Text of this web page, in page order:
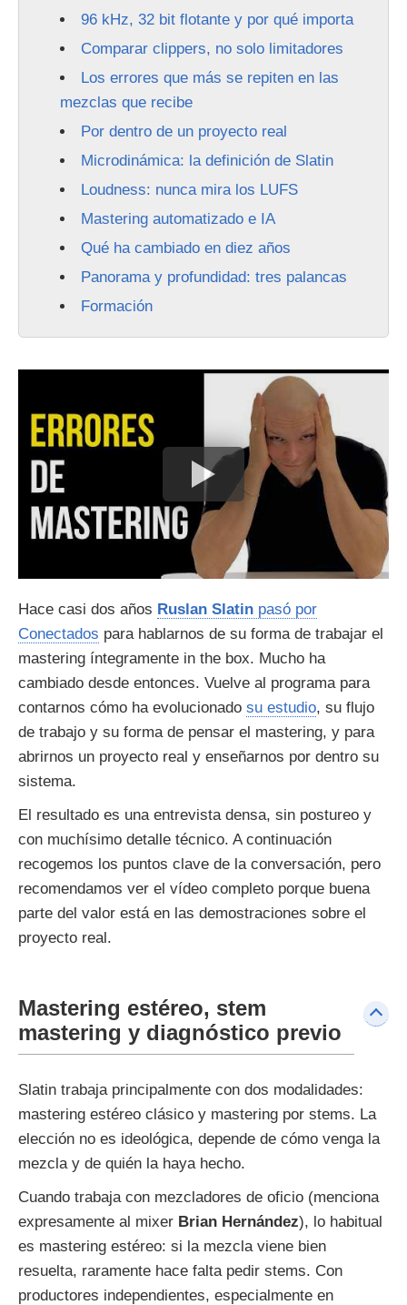
96 kHz, 32 bit flotante y por qué importa
Comparar clippers, no solo limitadores
Los errores que más se repiten en las
mezclas que recibe
Por dentro de un proyecto real
Microdinámica: la definición de Slatin
Loudness: nunca mira los LUFS
Mastering automatizado e IA
Qué ha cambiado en diez años
Panorama y profundidad: tres palancas
Formación
Hace casi dos años Ruslan Slatin pasó por
Conectados para hablarnos de su forma de trabajar el
mastering íntegramente in the box. Mucho ha
cambiado desde entonces. Vuelve al programa para
contarnos cómo ha evolucionado su estudio, su flujo
de trabajo y su forma de pensar el mastering, y para
abrirnos un proyecto real y enseñarnos por dentro su
sistema.
El resultado es una entrevista densa, sin postureo y
con muchísimo detalle técnico. A continuación
recogemos los puntos clave de la conversación, pero
recomendamos ver el vídeo completo porque buena
parte del valor está en las demostraciones sobre el
proyecto real.
Mastering estéreo, stem
mastering y diagnóstico previo
Slatin trabaja principalmente con dos modalidades:
mastering estéreo clásico y mastering por stems. La
elección no es ideológica, depende de cómo venga la
mezcla y de quién la haya hecho.
Cuando trabaja con mezcladores de oficio (menciona
expresamente al mixer Brian Hernández), lo habitual
es mastering estéreo: si la mezcla viene bien
resuelta, raramente hace falta pedir stems. Con
productores independientes, especialmente en